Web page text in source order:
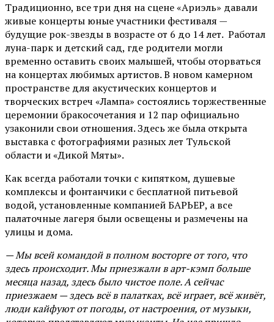
Традиционно, все три дня на сцене«Ариэль» давали
живые концерты юные участники фестиваля —
будущие рок-звезды в возрасте от 6 до 14 лет. Работал
луна-парк и детский сад, где родители могли
временно оставить своих малышей, чтобы оторваться
на концертах любимых артистов. В новом камерном
пространстве для акустических концертов и
творческих встреч «Лампа» состоялись торжественные
церемонии бракосочетания и 12 пар официально
узаконили свои отношения. Здесь же была открыта
выставка с фотографиями разных лет Тульской
области и «Дикой Мяты».
Как всегда работали точки с кипятком, душевые
комплексы и фонтанчики с бесплатной питьевой
водой, установленные компанией БАРЬЕР, а все
палаточные лагеря были освещены и размечены на
улицы и дома.
— Мы всей командой в полном восторге от того, что
здесь происходит. Мы приезжали в арт-кэмп больше
месяца назад, здесь было чистое поле. А сейчас
приезжаем — здесь всё в палатках, всё играет, всё живёт,
люди кайфуют от погоды, от настроения, от музыки,